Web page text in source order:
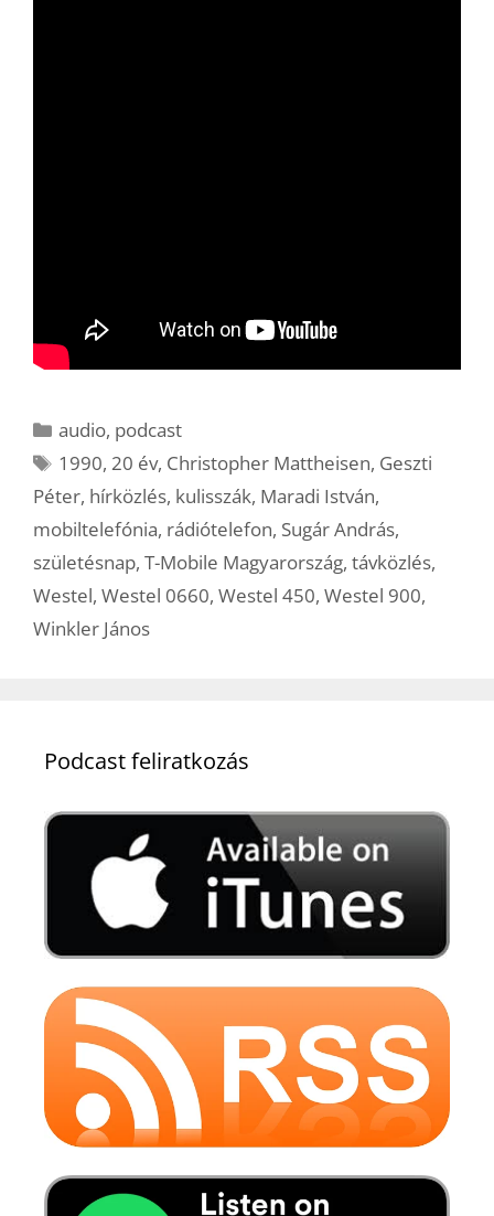
Kategória
audio, podcast
Címkék
1990, 20 év, Christopher Mattheisen, Geszti
Péter, hírközlés, kulisszák, Maradi István,
mobiltelefónia, rádiótelefon, Sugár András,
születésnap, T-Mobile Magyarország, távközlés,
Westel, Westel 0660, Westel 450, Westel 900,
Winkler János
Podcast feliratkozás